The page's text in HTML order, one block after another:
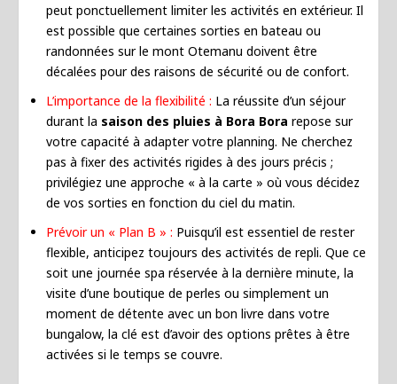
peut ponctuellement limiter les activités en extérieur. Il
est possible que certaines sorties en bateau ou
randonnées sur le mont Otemanu doivent être
décalées pour des raisons de sécurité ou de confort.
L’importance de la flexibilité : La réussite d’un séjour
durant la saison des pluies à Bora Bora repose sur
votre capacité à adapter votre planning. Ne cherchez
pas à fixer des activités rigides à des jours précis ;
privilégiez une approche « à la carte » où vous décidez
de vos sorties en fonction du ciel du matin.
Prévoir un « Plan B » : Puisqu’il est essentiel de rester
flexible, anticipez toujours des activités de repli. Que ce
soit une journée spa réservée à la dernière minute, la
visite d’une boutique de perles ou simplement un
moment de détente avec un bon livre dans votre
bungalow, la clé est d’avoir des options prêtes à être
activées si le temps se couvre.